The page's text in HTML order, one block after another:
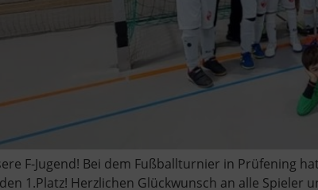
F-Jugend! Bei dem Fußballturnier in Prüfening
1.Platz! Herzlichen Glückwunsch an alle